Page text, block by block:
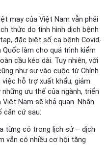
may của Việt Nam vẫn phải
thức do tình hình dịch bệnh
đặc biệt số ca bệnh Covid-
Quốc làm cho quá trình kiểm
cầu kéo dài. Tuy nhiên, với
như sự vào cuộc từ Chính
hỗ trợ xuất khẩu, giảm
ưu thế của ngành, triển
Nam sẽ khả quan. Nhận
căn cứ sau:
từng có trong lịch sử – dịch
vẫn có nhiều cơ hội tăng